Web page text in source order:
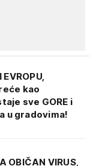
kao
sve GORE i
u gradovima!
OBIČAN VIRUS,